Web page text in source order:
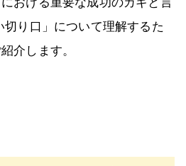
切り口」について理解するた
介します。